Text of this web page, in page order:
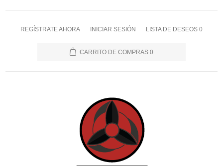
REGÍSTRATE AHORA INICIAR SESIÓN LISTA DE DESEOS 0
CARRITO DE COMPRAS 0